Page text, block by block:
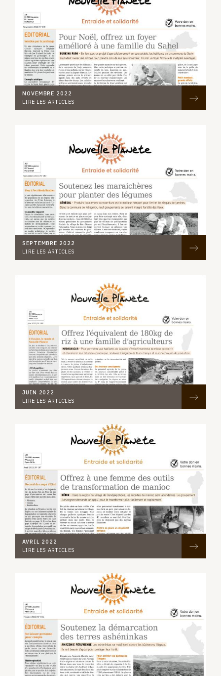
NOVEMBRE 2022
LIRE LES ARTICLES
SEPTEMBRE 2022
LIRE LES ARTICLES
JUIN 2022
LIRE LES ARTICLES
AVRIL 2022
LIRE LES ARTICLES